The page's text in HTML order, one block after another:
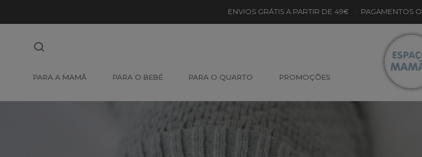
de
Produto
Sem
Produto
ENVIOS GRÁTIS A PARTIR DE 49€ · PAGAMENTOS
PARA A MAMÃ PARA O BEBÉ PARA O QUARTO PROMOÇÕES